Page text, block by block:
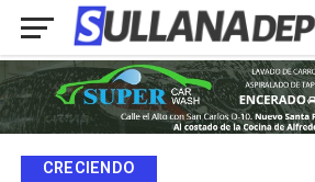
CRECIENDO